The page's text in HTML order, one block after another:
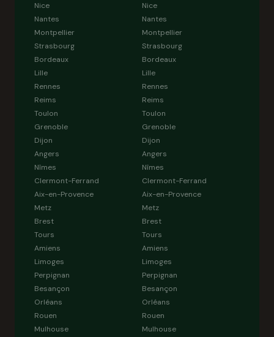
Nice
Nantes
Montpellier
Strasbourg
Bordeaux
Lille
Rennes
Reims
Toulon
Grenoble
Dijon
Angers
Nîmes
Clermont-Ferrand
Aix-en-Provence
Metz
Brest
Tours
Amiens
Limoges
Perpignan
Besançon
Orléans
Rouen
Mulhouse
Nice
Nantes
Montpellier
Strasbourg
Bordeaux
Lille
Rennes
Reims
Toulon
Grenoble
Dijon
Angers
Nîmes
Clermont-Ferrand
Aix-en-Provence
Metz
Brest
Tours
Amiens
Limoges
Perpignan
Besançon
Orléans
Rouen
Mulhouse